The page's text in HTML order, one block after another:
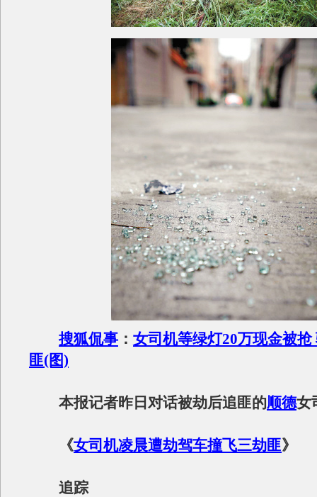
搜狐侃事 ： 女司机等绿灯20万现金被抢
匪(图)
本报记者昨日对话被劫后追匪的顺德女
《女司机凌晨遭劫驾车撞飞三劫匪》
追踪